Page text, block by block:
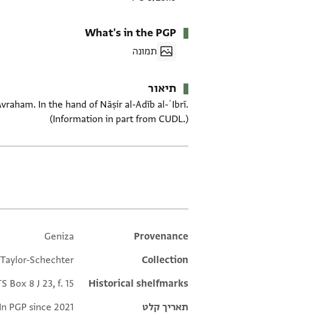
What's in the PGP
תמונה
תיאור
In the hand of Nāṣir al-Adīb al-ʿIbrī.
(Information in part from CUDL.)
Additional metadata
Provenance
Geniza
Collection
Schechter
Historical shelfmarks
Box 8 J 23, f. 15
תאריך קלט
In PGP since 2021